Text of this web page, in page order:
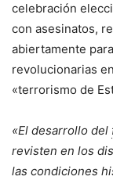
celebración
con asesinatos,
abiertamente
revolucionarias
«terrorismo de
«El desarrollo del
revisten en los
las condiciones